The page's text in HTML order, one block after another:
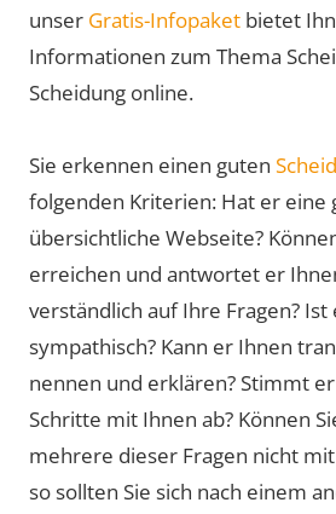
unser Gratis-Infopaket bietet
Informationen zum Thema
Scheidung online.
Sie erkennen einen guten
folgenden Kriterien: Hat er eine
übersichtliche Webseite?
erreichen und antwortet er
verständlich auf Ihre Fragen? Ist
sympathisch? Kann er Ihnen
nennen und erklären? Stimmt
Schritte mit Ihnen ab? Können
mehrere dieser Fragen nicht
so sollten Sie sich nach einem